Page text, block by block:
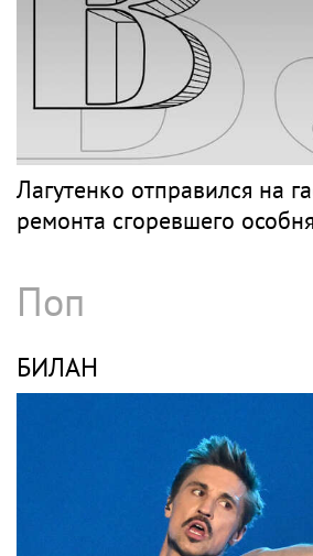
Лагутенко отправился на
ремонта сгоревшего
Поп
БИЛАН